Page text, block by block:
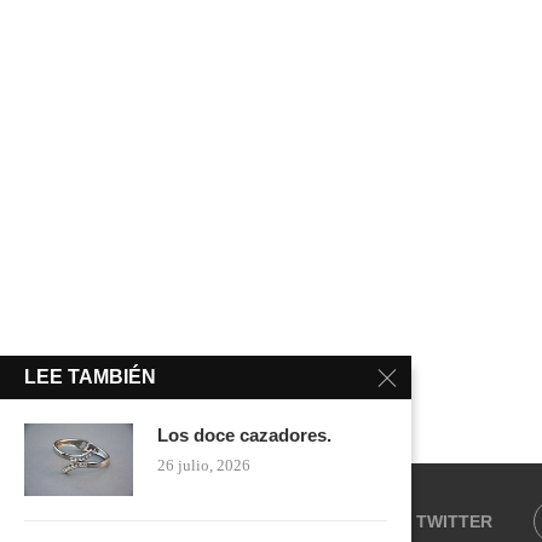
TWITTER
LEE TAMBIÉN
Los doce cazadores.
26 julio, 2026